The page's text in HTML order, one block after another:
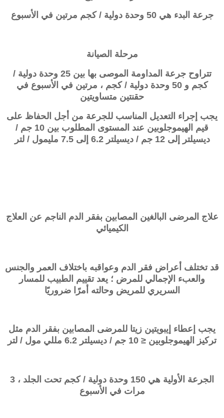
جرعة البدء هي 50 وحدة دولية / كجم مرتين في الأسبوع
مرحلة الصيانة
تتراوح جرعة المداومة الموصى بها بين 25 وحدة دولية /
كجم و 50 وحدة دولية / كجم ، مرتين في الأسبوع في
حقنتين متساويتين
يجب إجراء التعديل المناسب للجرعة من أجل الحفاظ على
قيم الهيموجلوبين عند المستوى المطلوب بين 10 جم /
ديسيلتر إلى 12 جم / ديسيلتر 6.2 إلى 7.5 مليمول / لتر
علاج المرضى البالغين المصابين بفقر الدم الناجم عن العلاج
الكيميائي
قد تختلف أعراض فقر الدم وعواقبه باختلاف العمر والجنس
والعبء الإجمالي للمرض ؛ يعد تقييم الطبيب للمسار
السريري للمريض وحالته أمرًا ضروريًا
يجب إعطاء إيبويتين زيتا للمرضى المصابين بفقر الدم مثل
تركيز الهيموجلوبين ≤ 10 جم / ديسيلتر 6.2 مللي مول / لتر
الجرعة الأولية هي 150 وحدة دولية / كجم تحت الجلد ، 3
مرات في الأسبوع